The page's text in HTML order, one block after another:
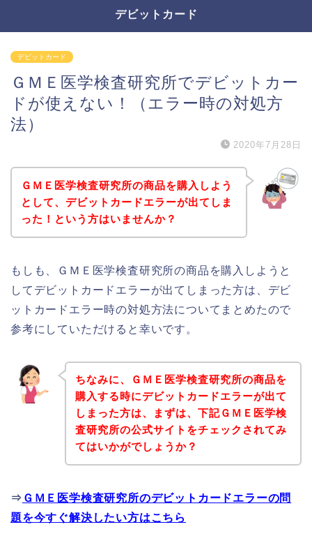
デビットカード
デビットカード
ＧＭＥ医学検査研究所でデビットカー
ドが使えない！（エラー時の対処方
法）
2020年7月28日
ＧＭＥ医学検査研究所の商品を購入しよう
として、デビットカードエラーが出てしま
った！という方はいませんか？
もしも、ＧＭＥ医学検査研究所の商品を購入しようと
してデビットカードエラーが出てしまった方は、デビ
ットカードエラー時の対処方法についてまとめたので
参考にしていただけると幸いです。
ちなみに、ＧＭＥ医学検査研究所の商品を
購入する時にデビットカードエラーが出て
しまった方は、まずは、下記ＧＭＥ医学検
査研究所の公式サイトをチェックされてみ
てはいかがでしょうか？
⇒ ＧＭＥ医学検査研究所のデビットカードエラーの問
題を今すぐ解決したい方はこちら